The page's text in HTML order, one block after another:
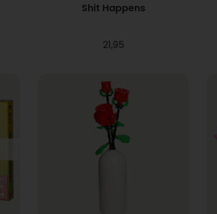
Shit Happens
21,95